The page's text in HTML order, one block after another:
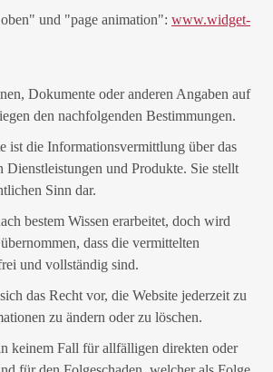
und "page animation": www.widget-
Dokumente oder anderen Angaben auf
den nachfolgenden Bestimmungen.
ist die Informationsvermittlung über das
Dienstleistungen und Produkte. Sie stellt
Sinn dar.
bestem Wissen erarbeitet, doch wird
dass die vermittelten
und vollständig sind.
das Recht vor, die Website jederzeit zu
zu ändern oder zu löschen.
keinem Fall für allfälligen direkten oder